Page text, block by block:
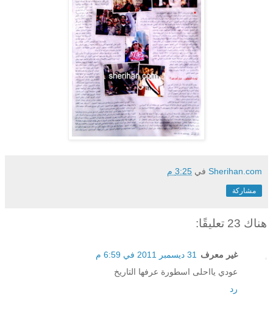
Sherihan.com في 3:25 م
مشاركة
هناك 23 تعليقًا:
غير معرف 31 ديسمبر 2011 في 6:59 م
عودي يااحلى اسطورة عرفها التاريخ
رد